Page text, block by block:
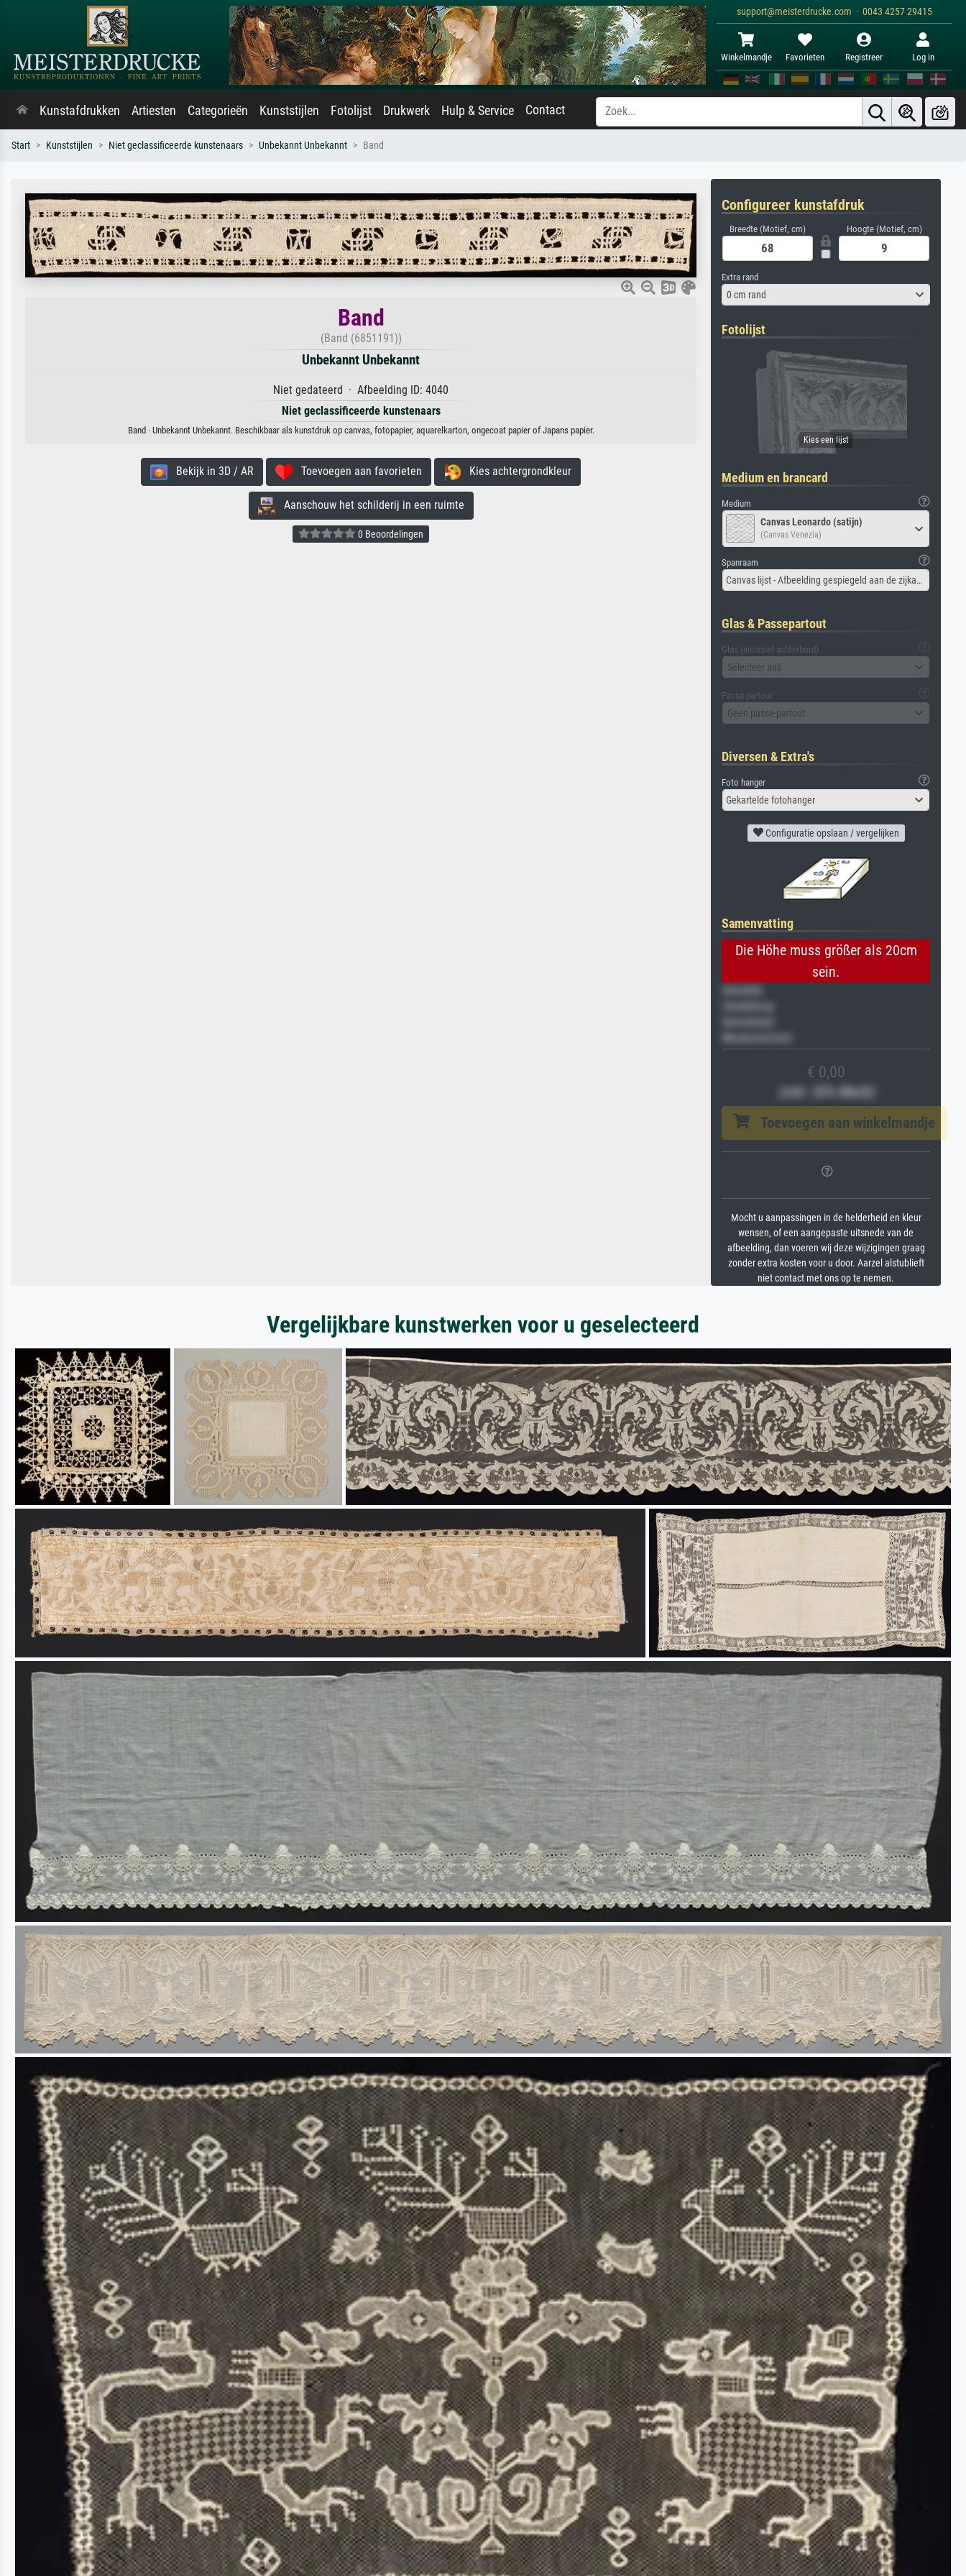
support@meisterdrucke.com · 0043 4257 29415
Winkelmandje Favorieten Registreer Log in
Kunstafdrukken Artiesten Categorieën Kunststijlen Fotolijst Drukwerk Hulp & Service Contact
Start Kunststijlen Niet geclassificeerde kunstenaars Unbekannt Unbekannt Band
Band
(Band (6851191))
Unbekannt Unbekannt
Niet gedateerd · Afbeelding ID: 4040
Niet geclassificeerde kunstenaars
Band · Unbekannt Unbekannt. Beschikbaar als kunstdruk op canvas, fotopapier, aquarelkarton, ongecoat papier of Japans papier.
Bekijk in 3D / AR Toevoegen aan favorieten Kies achtergrondkleur
Aanschouw het schilderij in een ruimte
0 Beoordelingen
Configureer kunstafdruk
Breedte (Motief, cm) Hoogte (Motief, cm)
Extra rand
0 cm rand
Fotolijst
Medium en brancard
Medium
Canvas Leonardo (satijn)
(Canvas Venezia)
Spanraam
Canvas lijst - Afbeelding gespiegeld aan de zijkant
Glas & Passepartout
Glas (inclusief achterbord)
Selecteer aub
Passe-partout
Geen passe-partout
Diversen & Extra's
Foto hanger
Gekartelde fotohanger
Configuratie opslaan / vergelijken
Samenvatting
Die Höhe muss größer als 20cm
sein.
Veredelung
Museumslizenz
€ 0,00
(inkl. 20% MwSt)
Toevoegen aan winkelmandje
Mocht u aanpassingen in de helderheid en kleur
wensen, of een aangepaste uitsnede van de
afbeelding, dan voeren wij deze wijzigingen graag
zonder extra kosten voor u door. Aarzel alstublieft
niet contact met ons op te nemen.
Vergelijkbare kunstwerken voor u geselecteerd